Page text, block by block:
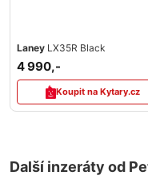
Laney LX35R Black
4 990,-
Koupit na Kytary.cz
Další inzeráty od